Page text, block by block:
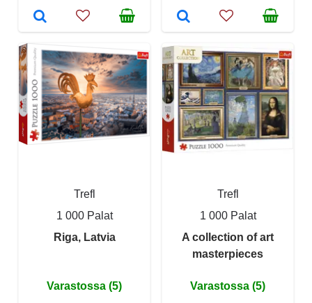
Trefl
1 000 Palat
Riga, Latvia
Varastossa (5)
Trefl
1 000 Palat
A collection of art
masterpieces
Varastossa (5)